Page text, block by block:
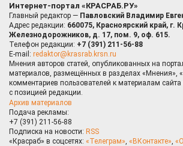
Интернет-портал «КРАСРАБ.РУ»
Главный редактор — Павловский Владимир
Адрес редакции: 660075, Красноярский край, г.
Железнодорожников, д. 17, пом. 9, оф. 615.
Телефон редакции: +7 (391) 211-56-88
E-mail: redaktor@krasrab.krsn.ru
Мнения авторов статей, опубликованных на
материалов, размещённых в разделах «Мнения»,
комментариев пользователей к материалам сайта
с позицией редакции.
Архив материалов
Подача рекламы:
+7 (391) 211-56-88
Подписка на новости: RSS
«Красраб» в соцсетях: «Телеграм», «ВКонтакте»,